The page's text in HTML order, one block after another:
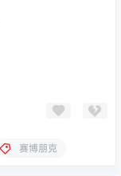
赛博朋克